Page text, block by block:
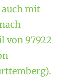
auch mit
von 97922